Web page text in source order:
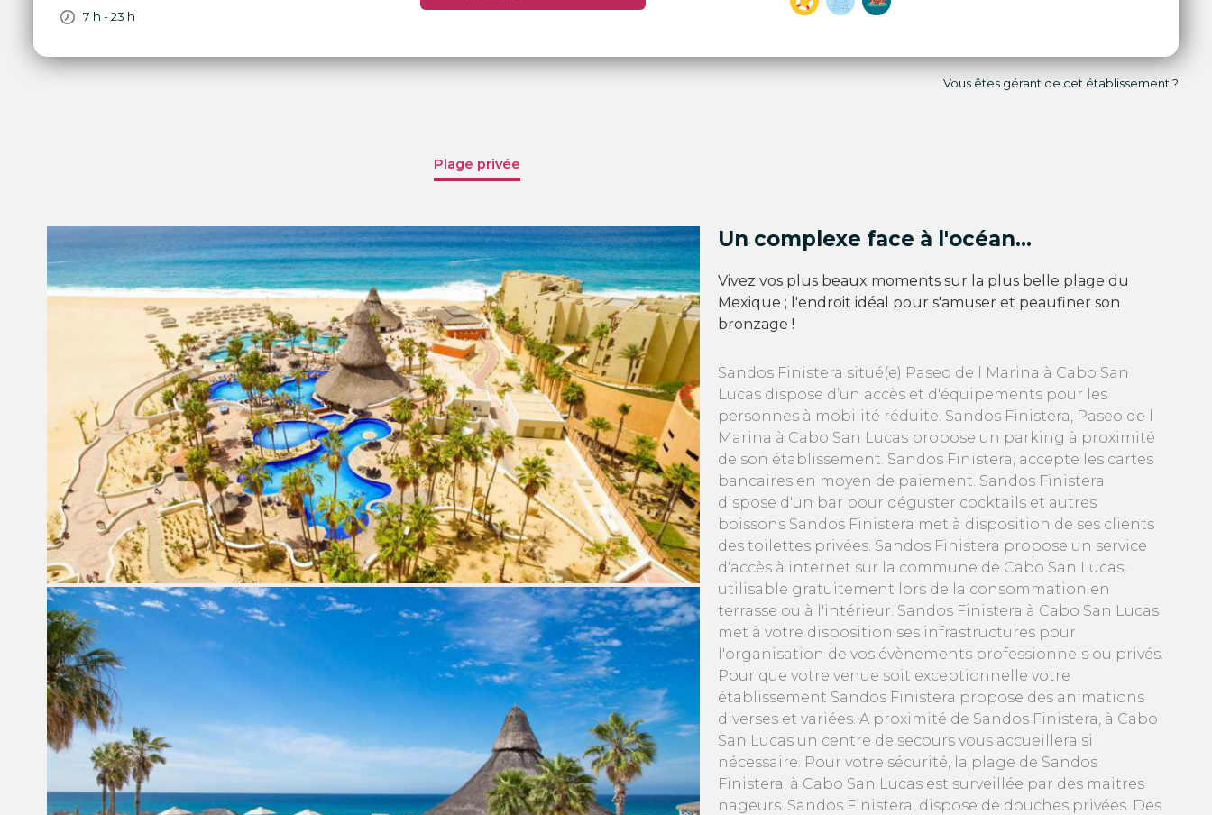
7 h - 23 h
Vous êtes gérant de cet établissement ?
Plage privée
Un complexe face à l'océan...
Vivez vos plus beaux moments sur la plus belle plage du
Mexique ; l'endroit idéal pour s'amuser et peaufiner son
bronzage !
Sandos Finistera situé(e) Paseo de l Marina à Cabo San
Lucas dispose d’un accès et d'équipements pour les
personnes à mobilité réduite. Sandos Finistera, Paseo de l
Marina à Cabo San Lucas propose un parking à proximité
de son établissement. Sandos Finistera, accepte les cartes
bancaires en moyen de paiement. Sandos Finistera
dispose d'un bar pour déguster cocktails et autres
boissons Sandos Finistera met à disposition de ses clients
des toilettes privées. Sandos Finistera propose un service
d'accès à internet sur la commune de Cabo San Lucas,
utilisable gratuitement lors de la consommation en
terrasse ou à l'intérieur. Sandos Finistera à Cabo San Lucas
met à votre disposition ses infrastructures pour
l'organisation de vos évènements professionnels ou privés.
Pour que votre venue soit exceptionnelle votre
établissement Sandos Finistera propose des animations
diverses et variées. A proximité de Sandos Finistera, à Cabo
San Lucas un centre de secours vous accueillera si
nécessaire. Pour votre sécurité, la plage de Sandos
Finistera, à Cabo San Lucas est surveillée par des maitres
nageurs. Sandos Finistera, dispose de douches privées. Des